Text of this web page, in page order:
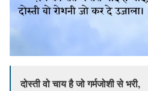
दोस्ती वो चाय है जो गर्मजोशी से भरी,